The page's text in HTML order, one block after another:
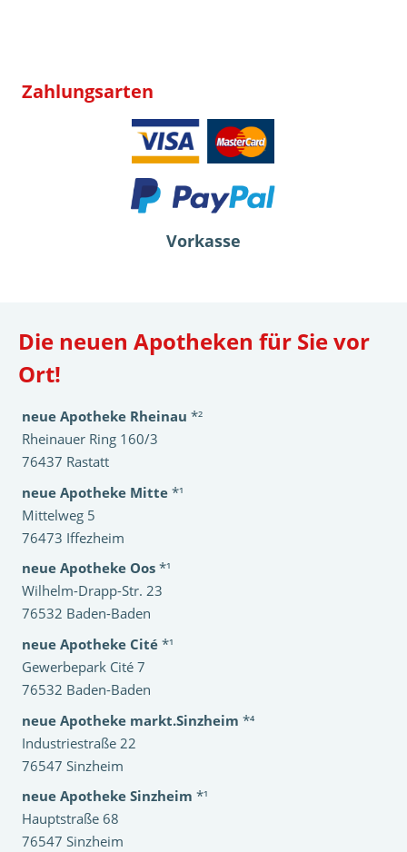
Zahlungsarten
Vorkasse
Die neuen Apotheken für Sie vor
Ort!
neue Apotheke Rheinau *²
Rheinauer Ring 160/3
76437 Rastatt
neue Apotheke Mitte *¹
Mittelweg 5
76473 Iffezheim
neue Apotheke Oos *¹
Wilhelm-Drapp-Str. 23
76532 Baden-Baden
neue Apotheke Cité *¹
Gewerbepark Cité 7
76532 Baden-Baden
neue Apotheke markt.Sinzheim *⁴
Industriestraße 22
76547 Sinzheim
neue Apotheke Sinzheim *¹
Hauptstraße 68
76547 Sinzheim